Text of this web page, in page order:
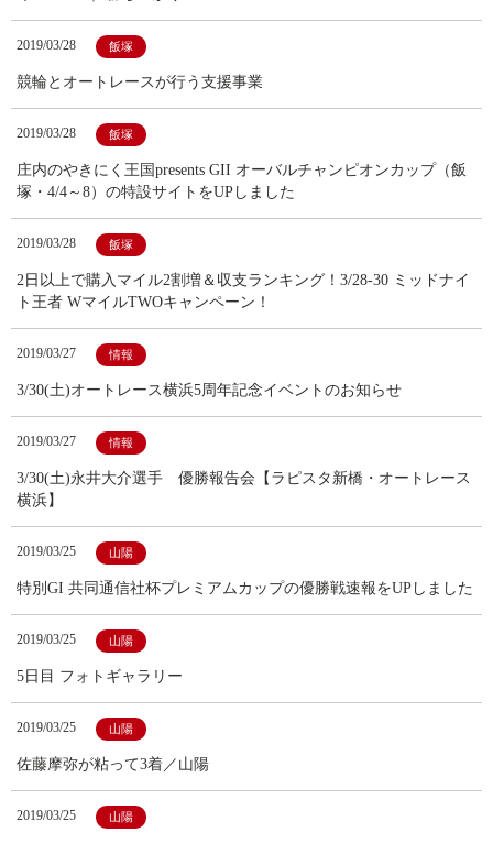
2019/03/28 飯塚
競輪とオートレースが行う支援事業
2019/03/28 飯塚
庄内のやきにく王国presents GII オーバルチャンピオンカップ（飯
塚・4/4～8）の特設サイトをUPしました
2019/03/28 飯塚
2日以上で購入マイル2割増＆収支ランキング！3/28-30 ミッドナイ
ト王者 WマイルTWOキャンペーン！
2019/03/27 情報
3/30(土)オートレース横浜5周年記念イベントのお知らせ
2019/03/27 情報
3/30(土)永井大介選手 優勝報告会【ラピスタ新橋・オートレース
横浜】
2019/03/25 山陽
特別GI 共同通信社杯プレミアムカップの優勝戦速報をUPしました
2019/03/25 山陽
5日目 フォトギャラリー
2019/03/25 山陽
佐藤摩弥が粘って3着／山陽
2019/03/25 山陽